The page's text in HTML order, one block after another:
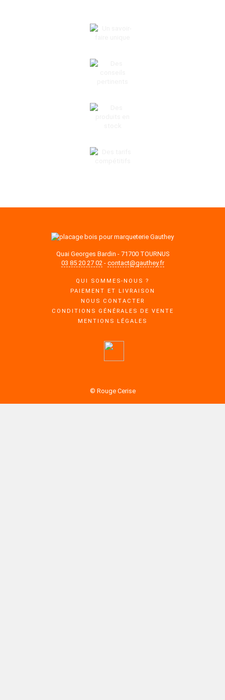
Quai Georges Bardin - 71700 TOURNUS
03 85 20 27 02- contact@gauthey.fr
QUI SOMMES-NOUS ?
PAIEMENT ET LIVRAISON
NOUS CONTACTER
CONDITIONS GÉNÉRALES DE VENTE
MENTIONS LÉGALES
© Rouge Cerise